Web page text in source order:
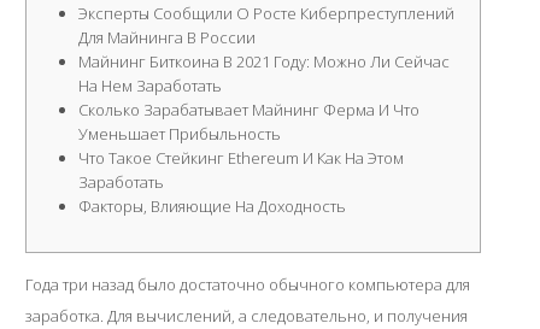
Эксперты Сообщили О Росте Киберпреступлений
Для Майнинга В России
Майнинг Биткоина В 2021 Году: Можно Ли Сейчас
На Нем Заработать
Сколько Зарабатывает Майнинг Ферма И Что
Уменьшает Прибыльность
Что Такое Стейкинг Ethereum И Как На Этом
Заработать
Факторы, Влияющие На Доходность
Года три назад было достаточно обычного компьютера для
заработка. Для вычислений, а следовательно, и получения